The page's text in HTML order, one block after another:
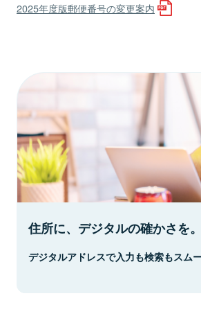
2025年度版郵便番号の変更案内
住所に、デジタルの確かさを。
デジタルアドレスで入力も検索もスムー